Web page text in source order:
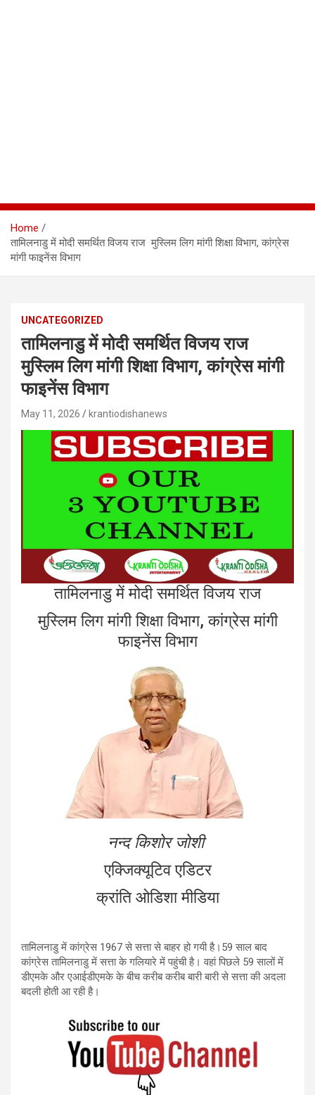
Home
तामिलनाडु में मोदी समर्थित विजय राज मुस्लिम लिग मांगी शिक्षा विभाग, कांग्रेस
मांगी फाइनेंस विभाग
UNCATEGORIZED
तामिलनाडु में मोदी समर्थित विजय राज
मुस्लिम लिग मांगी शिक्षा विभाग, कांग्रेस मांगी
फाइनेंस विभाग
May 11, 2026 krantiodishanews
तामिलनाडु में मोदी समर्थित विजय राज
मुस्लिम लिग मांगी शिक्षा विभाग, कांग्रेस मांगी
फाइनेंस विभाग
नन्द किशोर जोशी
एक्जिक्यूटिव एडिटर
क्रांति ओडिशा मीडिया
तामिलनाडु में कांग्रेस 1967 से सत्ता से बाहर हो गयी है।59 साल बाद
कांग्रेस तामिलनाडु में सत्ता के गलियारे में पहुंची है। वहां पिछले 59 सालों में
डीएमके और एआईडीएमके के बीच करीब करीब बारी बारी से सत्ता की अदला
बदली होती आ रही है।